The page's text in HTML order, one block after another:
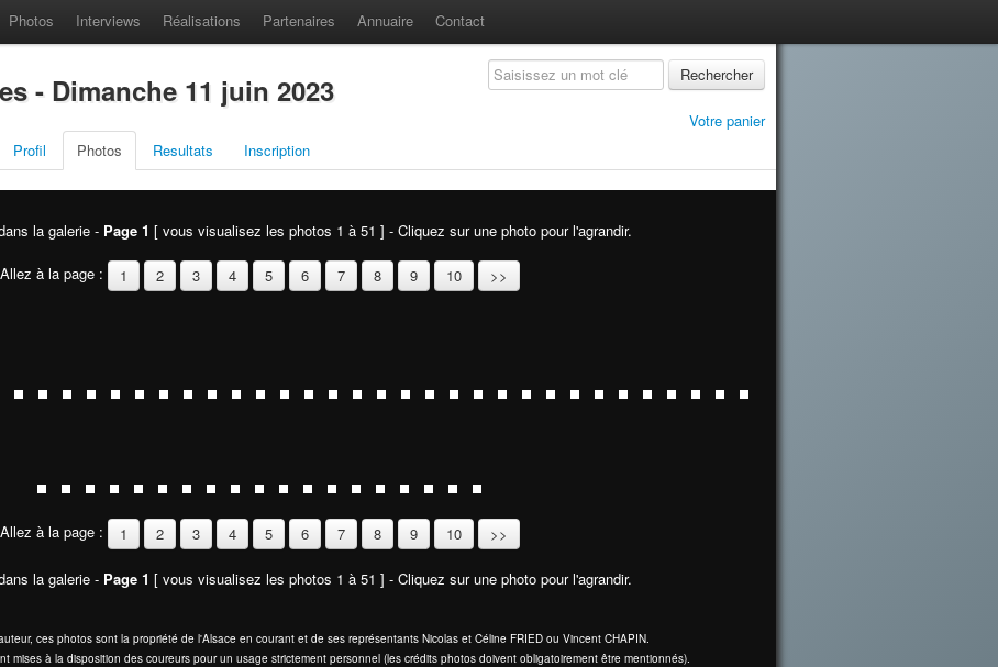
Photos Interviews Réalisations Partenaires Annuaire Contact
- Dimanche 11 juin 2023 Rechercher
Votre panier
Profil Photos Resultats Inscription
la galerie - Page 1 [ vous visualisez les photos 1 à 51 ] - Cliquez sur une photo pour l'agrandir.
Allez à la page : 1 2 3 4 5 6 7 8 9 10 >>
Allez à la page : 1 2 3 4 5 6 7 8 9 10 >>
la galerie - Page 1 [ vous visualisez les photos 1 à 51 ] - Cliquez sur une photo pour l'agrandir.
ces photos sont la propriété de l'Alsace en courant et de ses représentants Nicolas et Céline FRIED ou Vincent CHAPIN.
mises à la disposition des coureurs pour un usage strictement personnel (les crédits photos doivent obligatoirement être mentionnés).